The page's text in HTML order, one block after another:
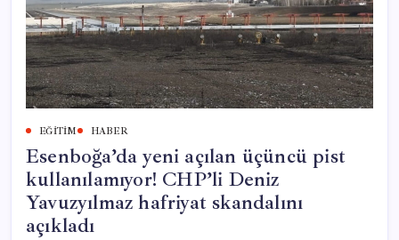
EĞITIM HABER
Esenboğa’da yeni açılan üçüncü pist
kullanılamıyor! CHP’li Deniz
Yavuzyılmaz hafriyat skandalını
açıkladı